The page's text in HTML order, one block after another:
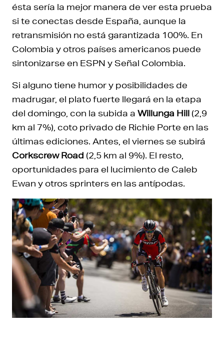
ésta sería la mejor manera de ver esta prueba
si te conectas desde España, aunque la
retransmisión no está garantizada 100%. En
Colombia y otros países americanos puede
sintonizarse en ESPN y Señal Colombia.
Si alguno tiene humor y posibilidades de
madrugar, el plato fuerte llegará en la etapa
del domingo, con la subida a Willunga Hill (2,9
km al 7%), coto privado de Richie Porte en las
últimas ediciones. Antes, el viernes se subirá
Corkscrew Road (2,5 km al 9%). El resto,
oportunidades para el lucimiento de Caleb
Ewan y otros sprinters en las antípodas.